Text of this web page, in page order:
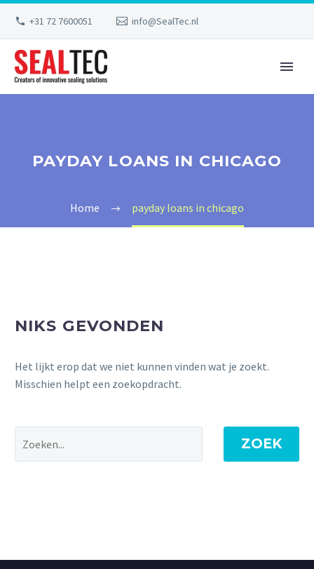
+31 72 7600051 info@SealTec.nl
PAYDAY LOANS IN CHICAGO
Home payday loans in chicago
NIKS GEVONDEN
Het lijkt erop dat we niet kunnen vinden wat je zoekt.
Misschien helpt een zoekopdracht.
ZOEK